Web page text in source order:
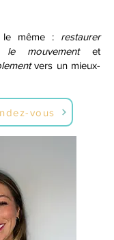
le même : restaurer
le mouvementet
vers un mieux-
vous